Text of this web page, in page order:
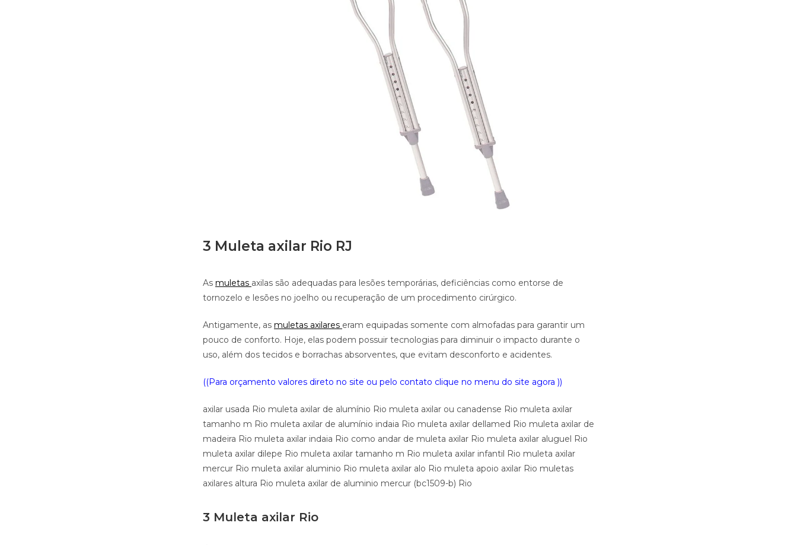
3 Muleta axilar Rio RJ
As muletas axilas são adequadas para lesões temporárias, deficiências como entorse de
tornozelo e lesões no joelho ou recuperação de um procedimento cirúrgico.
Antigamente, as muletas axilares eram equipadas somente com almofadas para garantir um
pouco de conforto. Hoje, elas podem possuir tecnologias para diminuir o impacto durante o
uso, além dos tecidos e borrachas absorventes, que evitam desconforto e acidentes.
((Para orçamento valores direto no site ou pelo contato clique no menu do site agora ))
axilar usada Rio muleta axilar de alumínio Rio muleta axilar ou canadense Rio muleta axilar
tamanho m Rio muleta axilar de alumínio indaia Rio muleta axilar dellamed Rio muleta axilar de
madeira Rio muleta axilar indaia Rio como andar de muleta axilar Rio muleta axilar aluguel Rio
muleta axilar dilepe Rio muleta axilar tamanho m Rio muleta axilar infantil Rio muleta axilar
mercur Rio muleta axilar aluminio Rio muleta axilar alo Rio muleta apoio axilar Rio muletas
axilares altura Rio muleta axilar de aluminio mercur (bc1509-b) Rio
3 Muleta axilar Rio